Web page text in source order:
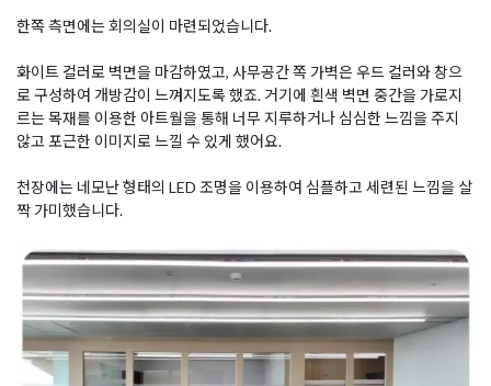
한쪽 측면에는 회의실이 마련되었습니다.
화이트 컬러로 벽면을 마감하였고, 사무공간 쪽 가벽은 우드 컬러와 창으
로 구성하여 개방감이 느껴지도록 했죠. 거기에 흰색 벽면 중간을 가로지
르는 목재를 이용한 아트월을 통해 너무 지루하거나 심심한 느낌을 주지
않고 포근한 이미지로 느낄 수 있게 했어요.
천장에는 네모난 형태의 LED 조명을 이용하여 심플하고 세련된 느낌을 살
짝 가미했습니다.